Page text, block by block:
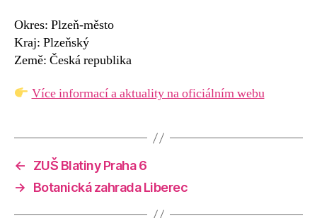
Okres: Plzeň-město
Kraj: Plzeňský
Země: Česká republika
Více informací a aktuality na oficiálním webu
←
ZUŠ Blatiny Praha 6
→
Botanická zahrada Liberec